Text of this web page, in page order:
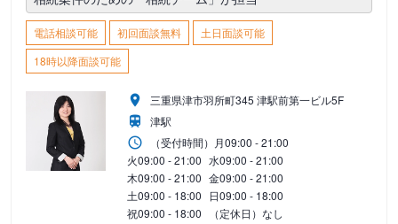
電話相談可能 初回面談無料
土日面談可能
18時以降面談可能
三重県津市羽所町345 津駅前第一ビル5F
津駅
（受付時間） 月09:00 - 21:00
火09:00 - 21:00 水09:00 - 21:00
木09:00 - 21:00 金09:00 - 21:00
土09:00 - 18:00 日09:00 - 18:00
祝09:00 - 18:00 （定休日）なし